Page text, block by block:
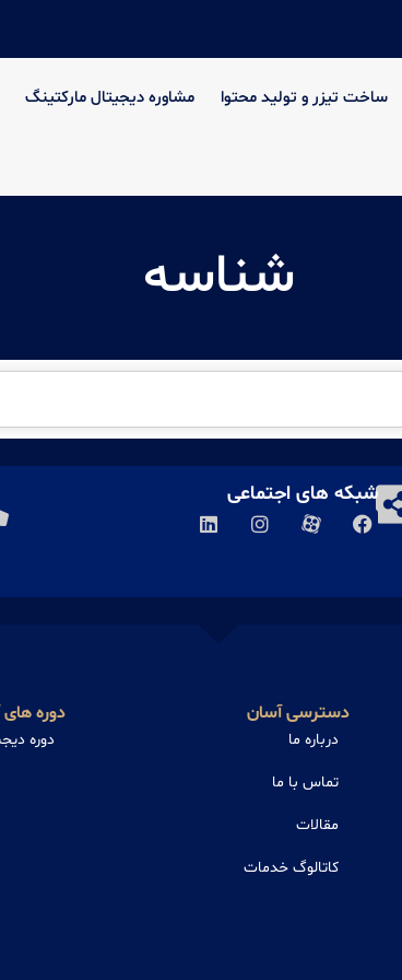
ساخت تیزر و تولید محتوا مشاوره دیجیتال مارکتینگ
شناسه
شبکه های اجتماعی
دسترسی آسان
درباره ما
تماس با ما
مقالات
کاتالوگ خدمات
دوره های
دوره